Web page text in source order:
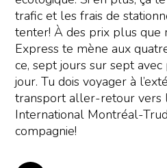
trafic et les frais de
tenter! À des prix plus que
Express te mène aux
ce, sept jours sur sept
jour. Tu dois voyager à
transport aller-retour vers
International Montréal-
compagnie!